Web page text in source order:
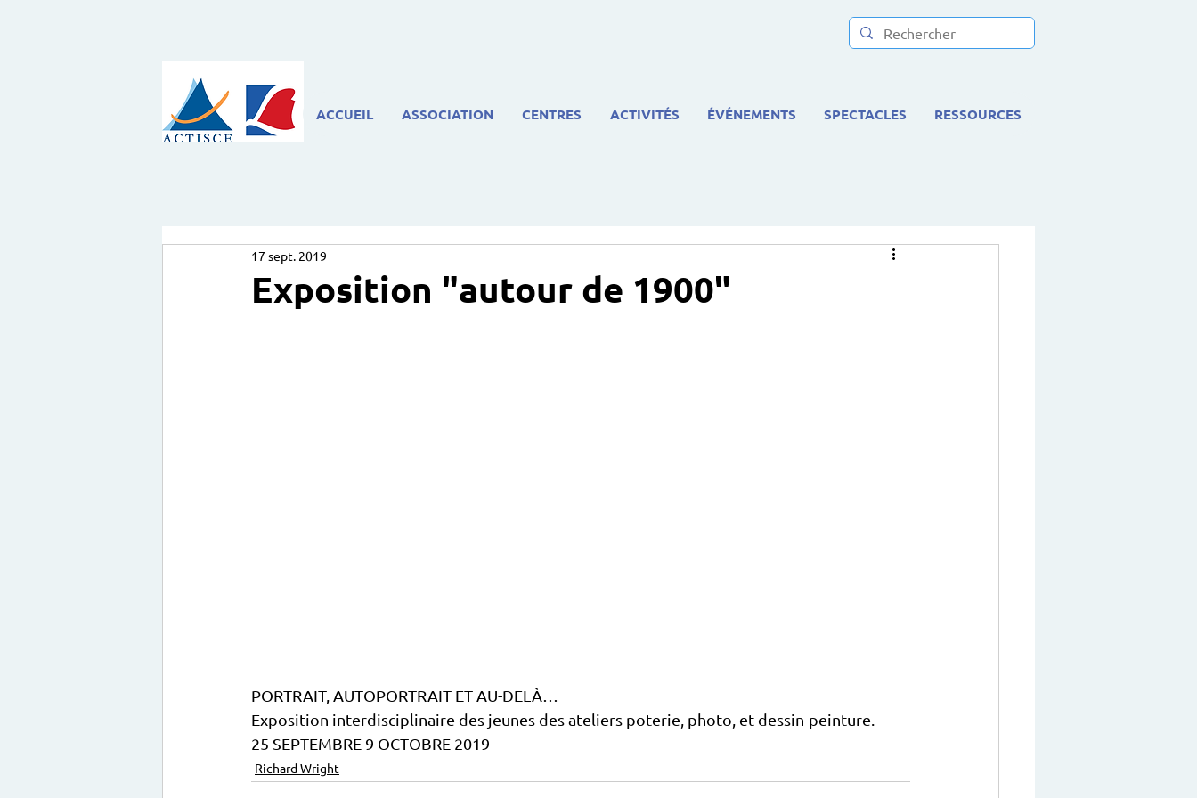
ACCUEIL ASSOCIATION CENTRES ACTIVITÉS ÉVÉNEMENTS SPECTACLES RESSOURCES
Exposition "autour de 1900"
17 sept. 2019
PORTRAIT, AUTOPORTRAIT ET AU-DELÀ…
Exposition interdisciplinaire des jeunes des ateliers poterie, photo, et dessin-peinture.
25 SEPTEMBRE 9 OCTOBRE 2019
Richard Wright